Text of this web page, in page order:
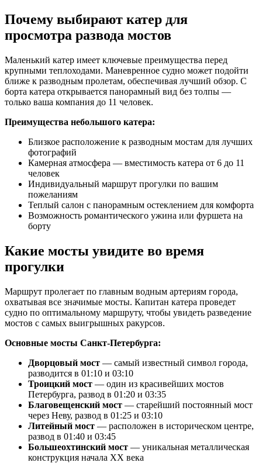
Почему выбирают катер для
просмотра развода мостов
Маленький катер имеет ключевые преимущества перед
крупными теплоходами. Маневренное судно может подойти
ближе к разводным пролетам, обеспечивая лучший обзор. С
борта катера открывается панорамный вид без толпы —
только ваша компания до 11 человек.
Преимущества небольшого катера:
Близкое расположение к разводным мостам для лучших
фотографий
Камерная атмосфера — вместимость катера от 6 до 11
человек
Индивидуальный маршрут прогулки по вашим
пожеланиям
Теплый салон с панорамным остеклением для комфорта
Возможность романтического ужина или фуршета на
борту
Какие мосты увидите во время
прогулки
Маршрут пролегает по главным водным артериям города,
охватывая все значимые мосты. Капитан катера проведет
судно по оптимальному маршруту, чтобы увидеть разведение
мостов с самых выигрышных ракурсов.
Основные мосты Санкт-Петербурга:
Дворцовый мост — самый известный символ города,
разводится в 01:10 и 03:10
Троицкий мост — один из красивейших мостов
Петербурга, развод в 01:20 и 03:35
Благовещенский мост — старейший постоянный мост
через Неву, развод в 01:25 и 03:10
Литейный мост — расположен в историческом центре,
развод в 01:40 и 03:45
Большеохтинский мост — уникальная металлическая
конструкция начала XX века